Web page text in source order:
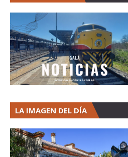
LA IMAGEN DEL DÍA